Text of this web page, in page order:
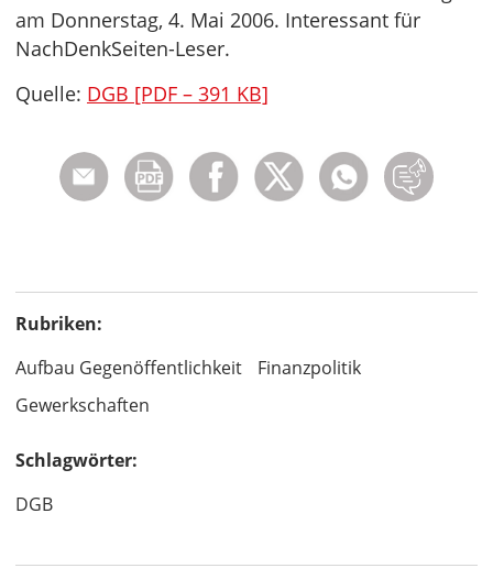
am Donnerstag, 4. Mai 2006. Interessant für
NachDenkSeiten-Leser.
Quelle: DGB [PDF – 391 KB]
Rubriken:
Aufbau Gegenöffentlichkeit
Finanzpolitik
Gewerkschaften
Schlagwörter:
DGB